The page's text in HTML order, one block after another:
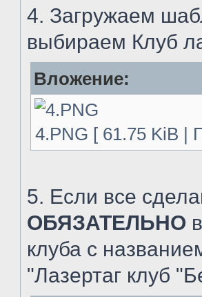
4. Загружаем
выбираем Клуб
Вложение:
4.PNG [ 61.75 KiB |
5. Если все
ОБЯЗАТЕЛЬНО
клуба с
"Лазертаг клуб